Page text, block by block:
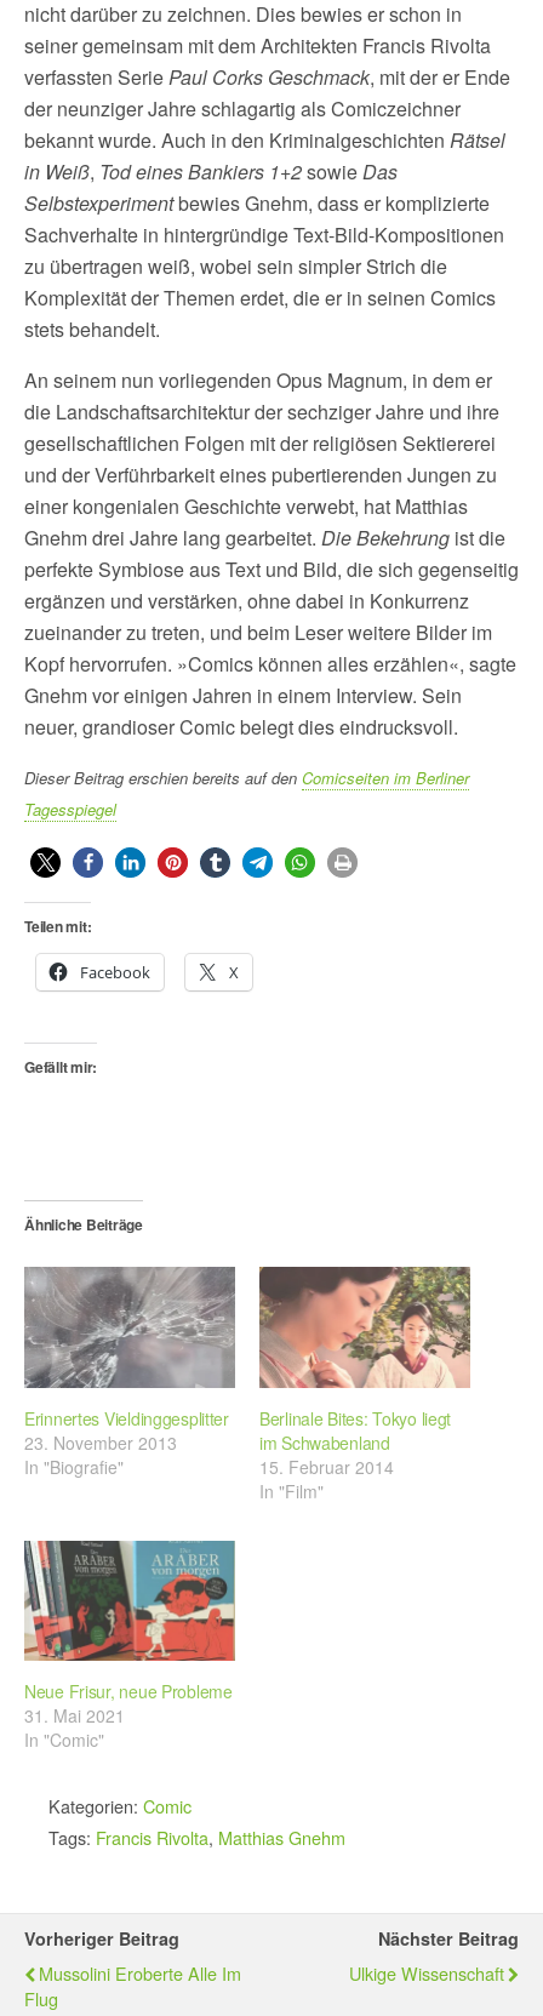
nicht darüber zu zeichnen. Dies bewies er schon in
seiner gemeinsam mit dem Architekten Francis Rivolta
verfassten SeriePaul Corks Geschmack, mit der er Ende
der neunziger Jahre schlagartig als Comiczeichner
bekannt wurde. Auch in den Kriminalgeschichten Rätsel
in Weiß, Tod eines Bankiers 1+2sowieDas
Selbstexperimentbewies Gnehm, dass er komplizierte
Sachverhalte in hintergründige Text-Bild-Kompositionen
zu übertragen weiß, wobei sein simpler Strich die
Komplexität der Themen erdet, die er in seinen Comics
stets behandelt.
An seinem nun vorliegenden Opus Magnum, in dem er
die Landschaftsarchitektur der sechziger Jahre und ihre
gesellschaftlichen Folgen mit der religiösen Sektiererei
und der Verführbarkeit eines pubertierenden Jungen zu
einer kongenialen Geschichte verwebt, hat Matthias
Gnehm drei Jahre lang gearbeitet. Die Bekehrung ist die
perfekte Symbiose aus Text und Bild, die sich gegenseitig
ergänzen und verstärken, ohne dabei in Konkurrenz
zueinander zu treten, und beim Leser weitere Bilder im
Kopf hervorrufen. »Comics können alles erzählen«, sagte
Gnehm vor einigen Jahren in einem Interview. Sein
neuer, grandioser Comic belegt dies eindrucksvoll.
Dieser Beitrag erschien bereits auf den Comicseiten im Berliner
Tagesspiegel
Teilen mit:
Facebook X
Gefällt mir:
Ähnliche Beiträge
Erinnertes Vieldinggesplitter
23. November 2013
In "Biografie"
Berlinale Bites: Tokyo liegt
im Schwabenland
15. Februar 2014
In "Film"
Neue Frisur, neue Probleme
31. Mai 2021
In "Comic"
Kategorien: Comic
Tags: Francis Rivolta, Matthias Gnehm
Vorheriger Beitrag
Mussolini Eroberte Alle Im
Flug
Nächster Beitrag
Ulkige Wissenschaft